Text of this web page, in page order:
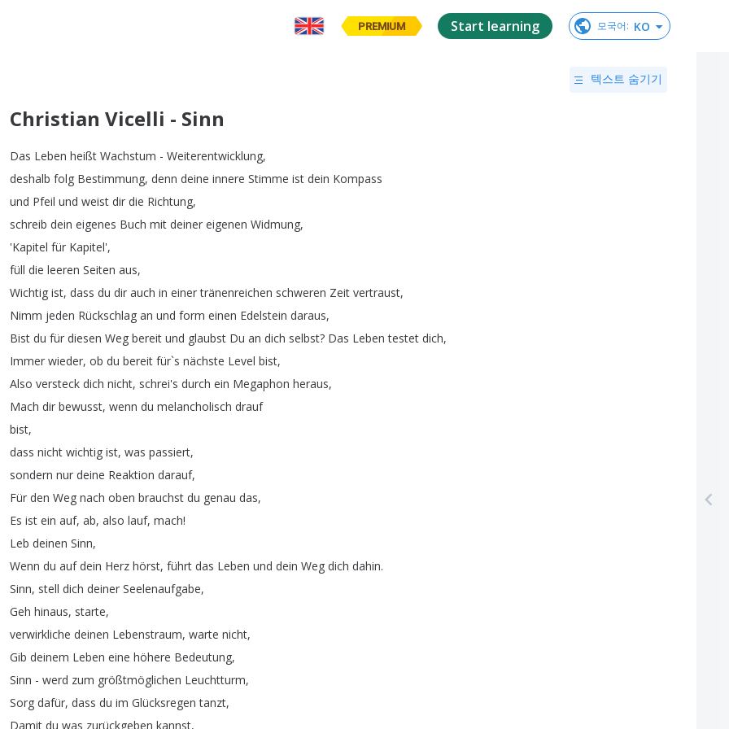
PREMIUM Start learning 모국어: KO
텍스트 숨기기
Christian Vicelli - Sinn
Das Leben heißt Wachstum - Weiterentwicklung,
deshalb folg Bestimmung, denn deine innere Stimme ist dein Kompass
und Pfeil und weist dir die Richtung,
schreib dein eigenes Buch mit deiner eigenen Widmung,
'Kapitel für Kapitel',
füll die leeren Seiten aus,
Wichtig ist, dass du dir auch in einer tränenreichen schweren Zeit vertraust,
Nimm jeden Rückschlag an und form einen Edelstein daraus,
Bist du für diesen Weg bereit und glaubst Du an dich selbst? Das Leben testet dich,
Immer wieder, ob du bereit für`s nächste Level bist,
Also versteck dich nicht, schrei's durch ein Megaphon heraus,
Mach dir bewusst, wenn du melancholisch drauf
bist,
dass nicht wichtig ist, was passiert,
sondern nur deine Reaktion darauf,
Für den Weg nach oben brauchst du genau das,
Es ist ein auf, ab, also lauf, mach!
Leb deinen Sinn,
Wenn du auf dein Herz hörst, führt das Leben und dein Weg dich dahin.
Sinn, stell dich deiner Seelenaufgabe,
Geh hinaus, starte,
verwirkliche deinen Lebenstraum, warte nicht,
Gib deinem Leben eine höhere Bedeutung,
Sinn - werd zum größtmöglichen Leuchtturm,
Sorg dafür, dass du im Glücksregen tanzt,
Damit du was zurückgeben kannst,